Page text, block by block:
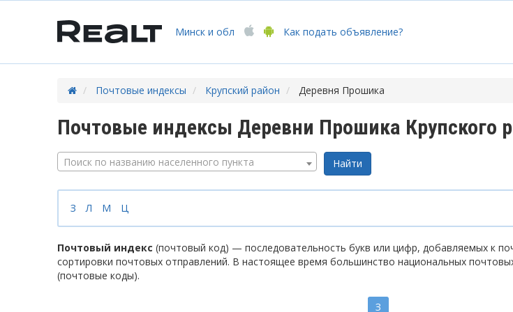
Минск и обл Как подать объявление?
Почтовые индексы Крупский район Деревня Прошика
Почтовые индексы Деревни Прошика Крупского
Поиск по названию населенного пункта
З Л М Ц
Почтовый индекс (почтовый код) — последовательность букв или цифр, добавляемых к
сортировки почтовых отправлений. В настоящее время большинство национальных
(почтовые коды).
З